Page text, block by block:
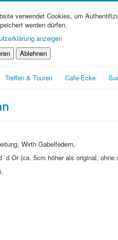
verwendet Cookies, um
werden dürfen.
anzeigen
Ablehnen
Treffen & Touren Cafe-Ecke
Wirth Gabelfedern,
Or (ca. 5cm höher als original, ohne